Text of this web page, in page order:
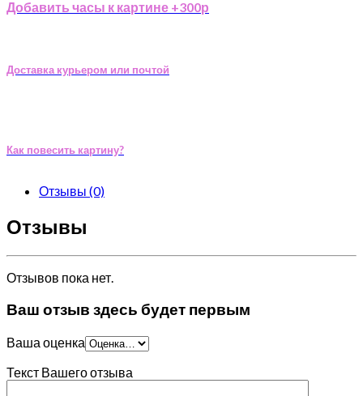
Добавить часы к картине +300р
Доставка курьером или почтой
Как повесить картину?
Отзывы (0)
Отзывы
Отзывов пока нет.
Ваш отзыв здесь будет первым
Ваша оценка
Текст Вашего отзыва